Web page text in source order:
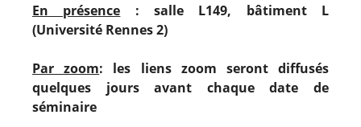
En présence : salle L149, bâtiment L
(Université Rennes 2)
Par zoom: les liens zoom seront diffusés
quelques jours avant chaque date de
séminaire